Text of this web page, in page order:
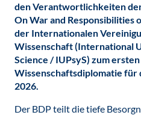
den Verantwortlichkeiten
On War and Responsibilities
der Internationalen
Wissenschaft (International
Science / IUPsyS) zum
Wissenschaftsdiplomatie für
2026.
Der BDP teilt die tiefe